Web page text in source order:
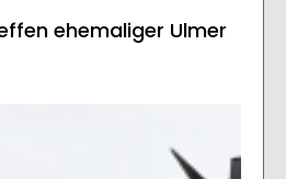
ehemaliger Ulmer